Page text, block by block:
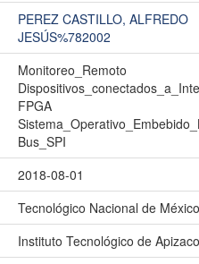
PEREZ CASTILLO, ALFREDO
JESÚS%782002
Monitoreo_Remoto
FPGA
Bus_SPI
2018-08-01
Tecnológico Nacional de México
Instituto Tecnológico de Apizaco